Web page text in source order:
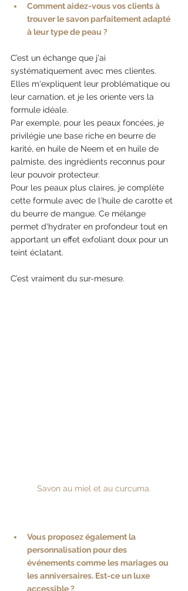
Comment aidez-vous vos clients à
trouver le savon parfaitement adapté
à leur type de peau ?
C’est un échange que j'ai
systématiquement avec mes clientes.
Elles m'expliquent leur problématique ou
leur carnation, et je les oriente vers la
formule idéale.
Par exemple, pour les peaux foncées, je
privilégie une base riche en beurre de
karité, en huile de Neem et en huile de
palmiste, des ingrédients reconnus pour
leur pouvoir protecteur.
Pour les peaux plus claires, je complète
cette formule avec de l'huile de carotte et
du beurre de mangue. Ce mélange
permet d'hydrater en profondeur tout en
apportant un effet exfoliant doux pour un
teint éclatant.
C’est vraiment du sur-mesure.
Savon au miel et au curcuma.
Vous proposez également la
personnalisation pour des
événements comme les mariages ou
les anniversaires. Est-ce un luxe
accessible ?